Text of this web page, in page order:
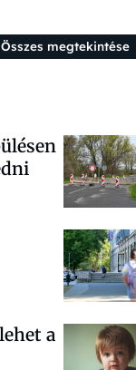
Összes megtekintése
a